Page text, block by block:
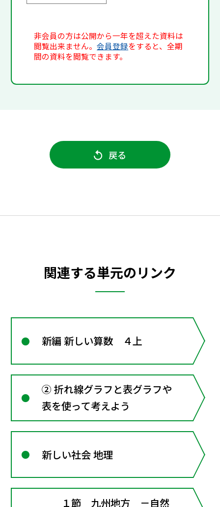
非会員の方は公開から一年を超えた資料は
閲覧出来ません。会員登録をすると、全期
間の資料を閲覧できます。
戻る
関連する単元のリンク
新編 新しい算数 ４上
② 折れ線グラフと表グラフや
表を使って考えよう
新しい社会 地理
１節 九州地方 －自然